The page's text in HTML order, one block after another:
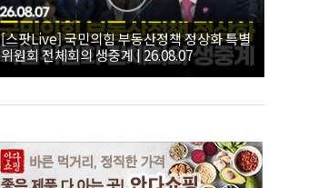
[스팟Live] 국민의힘 부동산정책 정상화 특별
위원회 전체회의 생중계 | 26.08.07